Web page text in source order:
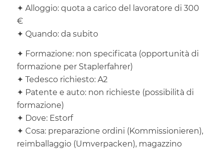
✦ Alloggio: quota a carico del lavoratore di 300
€
✦ Quando: da subito
✦ Formazione: non specificata (opportunità di
formazione per Staplerfahrer)
✦ Tedesco richiesto: A2
✦ Patente e auto: non richieste (possibilità di
formazione)
✦ Dove: Estorf
✦ Cosa: preparazione ordini (Kommissionieren),
reimballaggio (Umverpacken), magazzino